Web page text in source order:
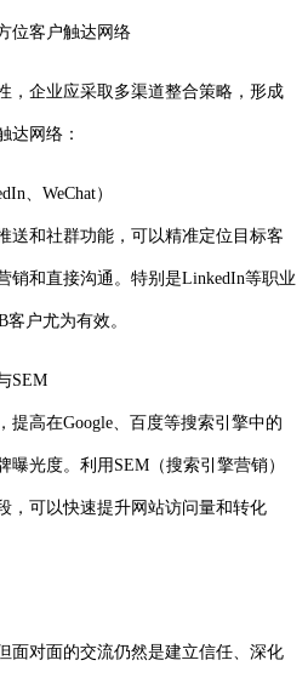
位客户触达网络
，企业应采取多渠道整合策略，形成
达网络：
、WeChat）
和社群功能，可以精准定位目标客
销和直接沟通。特别是LinkedIn等职业
户尤为有效。
SEM
提高在Google、百度等搜索引擎中的
光度。利用SEM（搜索引擎营销）
，可以快速提升网站访问量和转化
对面的交流仍然是建立信任、深化